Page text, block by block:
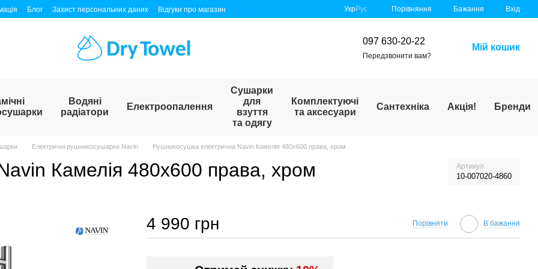
Блог Захист персональних даних
Відгуки про магазин
УкрРус Порівняння Бажання Вхід
097 630-20-22
Передзвонити вам?
Мій кошик
Водяні
радіатори
Електроопалення
Сушарки
для
взуття
та одягу
Комплектуючі
та аксесуари
Сантехніка Акція! Бренди
Електричні рушникосушарки Navin Рушникосушка електрична Navin Камелія 480х600 права, хром
Камелія 480х600 права, хром Артикул
10-007020-4860
4 990 грн Порівняти В бажання